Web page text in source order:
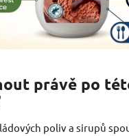
právě po
poliv a sirupů